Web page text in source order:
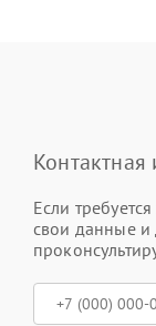
Если
свои данные и